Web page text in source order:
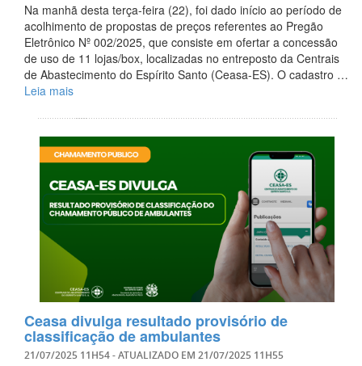
Na manhã desta terça-feira (22), foi dado início ao período de
acolhimento de propostas de preços referentes ao Pregão
Eletrônico Nº 002/2025, que consiste em ofertar a concessão
de uso de 11 lojas/box, localizadas no entreposto da Centrais
de Abastecimento do Espírito Santo (Ceasa-ES). O cadastro …
Leia mais
Ceasa divulga resultado provisório de
classificação de ambulantes
21/07/2025 11H54- ATUALIZADO EM 21/07/2025 11H55